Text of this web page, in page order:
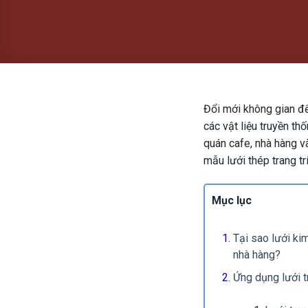
Đổi mới không gian
các vật liệu truyền
quán cafe, nhà hàng
mẫu lưới thép trang
Mục lục
Tại sao lưới
nhà hàng?
Ứng dụng lưới